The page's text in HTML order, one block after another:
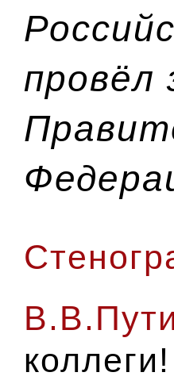
провёл